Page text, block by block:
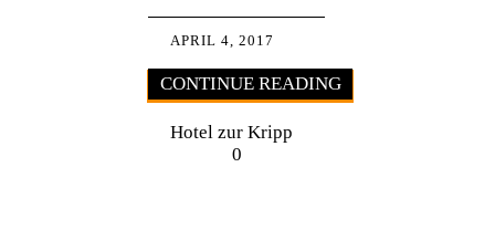
APRIL 4, 2017
CONTINUE READING
Hotel zur Kripp
0